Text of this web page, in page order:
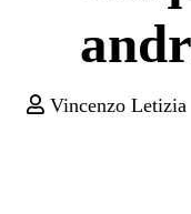
Vincenzo Letizia